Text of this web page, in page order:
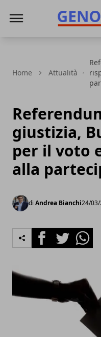
Home Attualità
giustizia,
per il voto
alla
di Andrea Bianchi24/
FacebookTwitter